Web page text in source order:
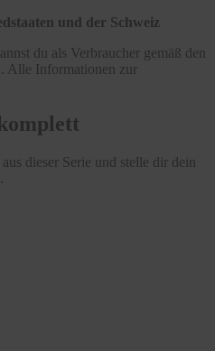
und der Schweiz
du als Verbraucher gemäß den
Alle Informationen zur
dieser Serie und stelle dir dein